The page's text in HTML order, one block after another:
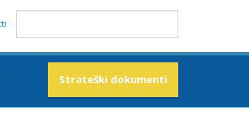
Strateški dokumenti